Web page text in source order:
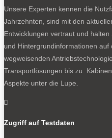
Unsere Experten kennen die
Jahrzehnten, sind mit den
Entwicklungen vertraut und
und Hintergrundinformationen auf
wegweisenden
Transportlösungen bis zu
Aspekte unter die Lupe.

Zugriff auf Testdaten